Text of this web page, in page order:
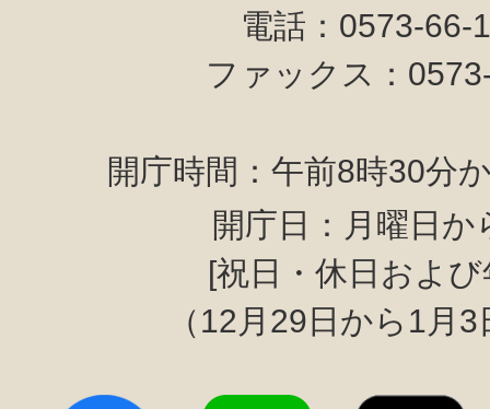
電話：0573-
ファックス：
開庁時間：午前8時30分
開庁日：月曜日か
[祝日・休日およ
（12月29日から1月